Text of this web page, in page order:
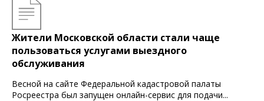
Жители Московской области стали чаще
пользоваться услугами выездного
обслуживания
Весной на сайте Федеральной кадастровой палаты
Росреестра был запущен онлайн-сервис для подачи...